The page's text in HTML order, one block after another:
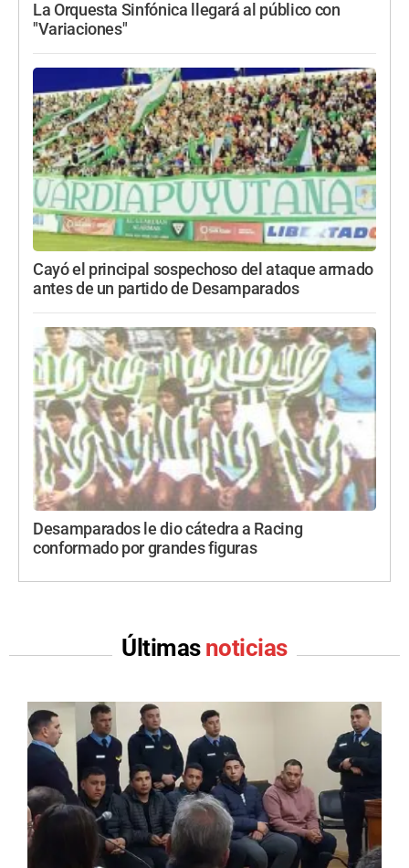
La Orquesta Sinfónica llegará al público con
"Variaciones"
Cayó el principal sospechoso del ataque armado
antes de un partido de Desamparados
Desamparados le dio cátedra a Racing
conformado por grandes figuras
Últimas noticias